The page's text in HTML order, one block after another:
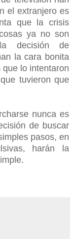
el extranjero es
que la crisis
ya no son
decisión de
la cara bonita
lo intentaron
tuvieron que
nunca es
de buscar
pasos, en
harán la